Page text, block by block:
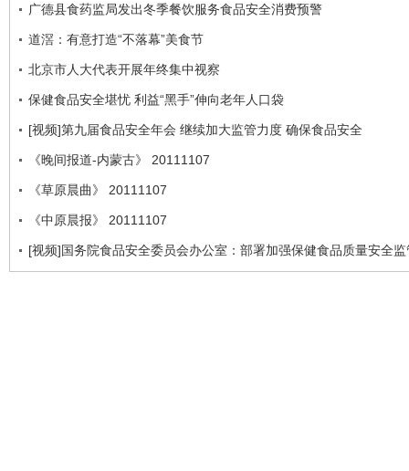
广德县食药监局发出冬季餐饮服务食品安全消费预警
道滘：有意打造“不落幕”美食节
北京市人大代表开展年终集中视察
保健食品安全堪忧 利益“黑手”伸向老年人口袋
[视频]第九届食品安全年会 继续加大监管力度 确保食品安全
《晚间报道-内蒙古》 20111107
《草原晨曲》 20111107
《中原晨报》 20111107
[视频]国务院食品安全委员会办公室：部署加强保健食品质量安全监